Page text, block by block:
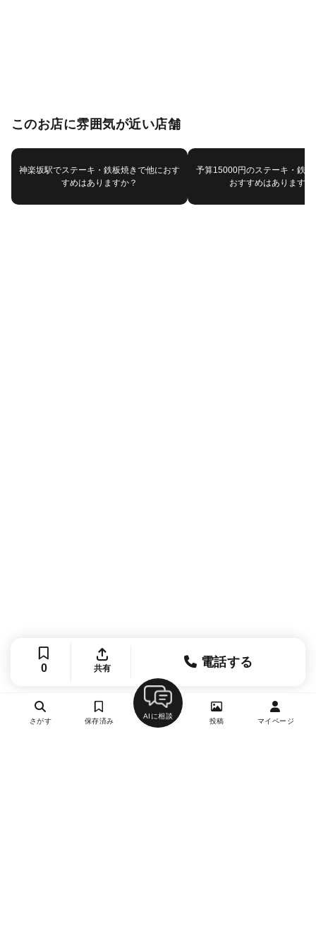
このお店に雰囲気が近い店舗
神楽坂駅でステーキ・鉄板焼きで他におす
すめはありますか？
予算15000円のステーキ・鉄板
おすすめはありますか
0 共有 電話する
さがす 保存済み
AIに相談
投稿 マイページ